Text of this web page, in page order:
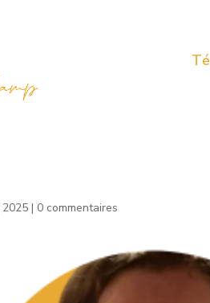
2025 | 0 commentaires